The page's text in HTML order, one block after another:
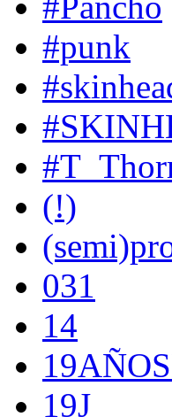
#punk
(!)
031
14
19J